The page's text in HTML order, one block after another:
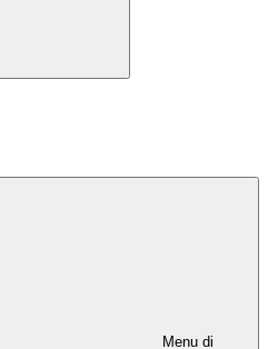
Menu di